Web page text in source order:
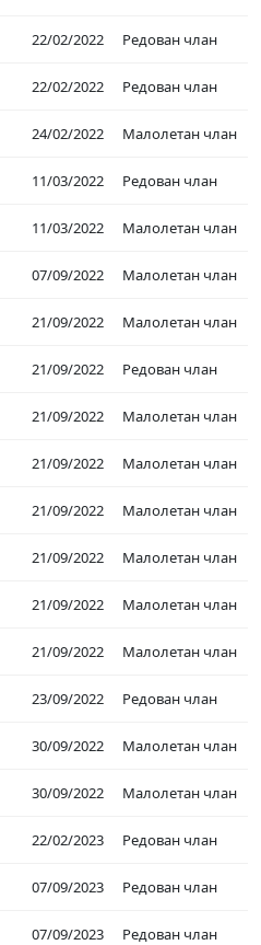
22/02/2022 Редован члан
22/02/2022 Редован члан
24/02/2022 Малолетан члан
11/03/2022 Редован члан
11/03/2022 Малолетан члан
07/09/2022 Малолетан члан
21/09/2022 Малолетан члан
21/09/2022 Редован члан
21/09/2022 Малолетан члан
21/09/2022 Малолетан члан
21/09/2022 Малолетан члан
21/09/2022 Малолетан члан
21/09/2022 Малолетан члан
21/09/2022 Малолетан члан
23/09/2022 Редован члан
30/09/2022 Малолетан члан
30/09/2022 Малолетан члан
22/02/2023 Редован члан
07/09/2023 Редован члан
07/09/2023 Редован члан